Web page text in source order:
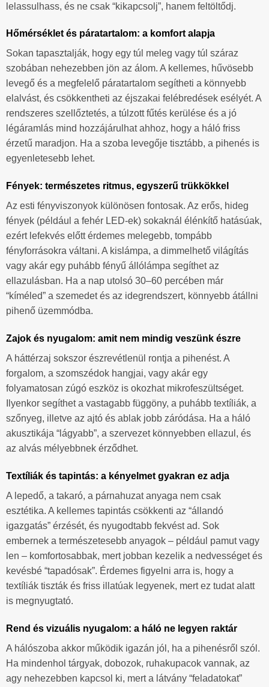
lelassulhass, és ne csak “kikapcsolj”, hanem feltöltődj.
Hőmérséklet és páratartalom: a komfort alapja
Sokan tapasztalják, hogy egy túl meleg vagy túl száraz
szobában nehezebben jön az álom. A kellemes, hűvösebb
levegő és a megfelelő páratartalom segítheti a könnyebb
elalvást, és csökkentheti az éjszakai felébredések esélyét. A
rendszeres szellőztetés, a túlzott fűtés kerülése és a jó
légáramlás mind hozzájárulhat ahhoz, hogy a háló friss
érzetű maradjon. Ha a szoba levegője tisztább, a pihenés is
egyenletesebb lehet.
Fények: természetes ritmus, egyszerű trükkökkel
Az esti fényviszonyok különösen fontosak. Az erős, hideg
fények (például a fehér LED-ek) sokaknál élénkítő hatásúak,
ezért lefekvés előtt érdemes melegebb, tompább
fényforrásokra váltani. A kislámpa, a dimmelhető világítás
vagy akár egy puhább fényű állólámpa segíthet az
ellazulásban. Ha a nap utolsó 30–60 percében már
“kíméled” a szemedet és az idegrendszert, könnyebb átállni
pihenő üzemmódba.
Zajok és nyugalom: amit nem mindig veszünk észre
A háttérzaj sokszor észrevétlenül rontja a pihenést. A
forgalom, a szomszédok hangjai, vagy akár egy
folyamatosan zúgó eszköz is okozhat mikrofeszültséget.
Ilyenkor segíthet a vastagabb függöny, a puhább textíliák, a
szőnyeg, illetve az ajtó és ablak jobb záródása. Ha a háló
akusztikája “lágyabb”, a szervezet könnyebben ellazul, és
az alvás mélyebbnek érződhet.
Textíliák és tapintás: a kényelmet gyakran ez adja
A lepedő, a takaró, a párnahuzat anyaga nem csak
esztétika. A kellemes tapintás csökkenti az “állandó
igazgatás” érzését, és nyugodtabb fekvést ad. Sok
embernek a természetesebb anyagok – például pamut vagy
len – komfortosabbak, mert jobban kezelik a nedvességet és
kevésbé “tapadósak”. Érdemes figyelni arra is, hogy a
textíliák tiszták és friss illatúak legyenek, mert ez tudat alatt
is megnyugtató.
Rend és vizuális nyugalom: a háló ne legyen raktár
A hálószoba akkor működik igazán jól, ha a pihenésről szól.
Ha mindenhol tárgyak, dobozok, ruhakupacok vannak, az
agy nehezebben kapcsol ki, mert a látvány “feladatokat”